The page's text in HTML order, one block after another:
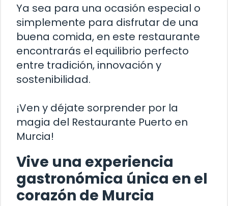
Ya sea para una ocasión especial o
simplemente para disfrutar de una
buena comida, en este restaurante
encontrarás el equilibrio perfecto
entre tradición, innovación y
sostenibilidad.
¡Ven y déjate sorprender por la
magia del Restaurante Puerto en
Murcia!
Vive una experiencia
gastronómica única en el
corazón de Murcia